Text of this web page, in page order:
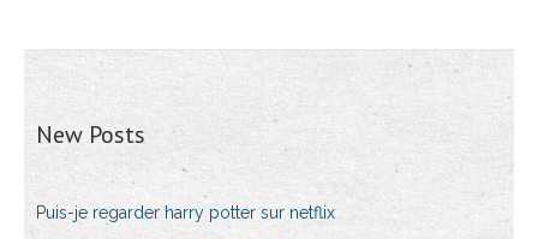
New Posts
Puis-je regarder harry potter sur netflix